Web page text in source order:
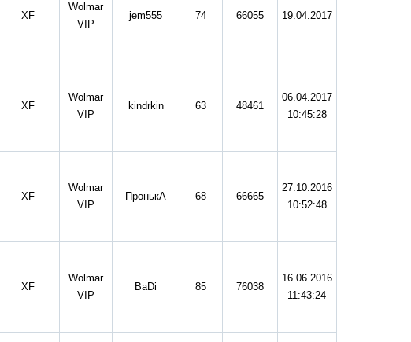
XF
Wolmar
VIP
jem555 74 66055 19.04.2017
XF
Wolmar
VIP
kindrkin 63 48461
06.04.2017
10:45:28
XF
Wolmar
VIP
ПронькА 68 66665
27.10.2016
10:52:48
XF
Wolmar
VIP
BaDi 85 76038
16.06.2016
11:43:24